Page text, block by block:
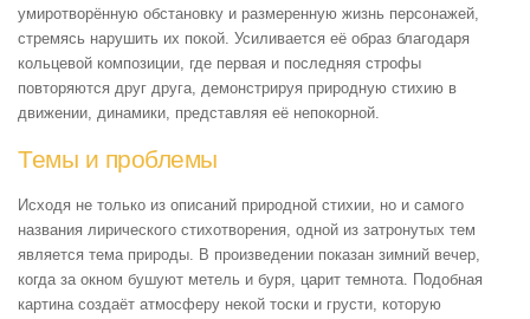
умиротворённую обстановку и размеренную жизнь персонажей,
стремясь нарушить их покой. Усиливается её образ благодаря
кольцевой композиции, где первая и последняя строфы
повторяются друг друга, демонстрируя природную стихию в
движении, динамики, представляя её непокорной.
Темы и проблемы
Исходя не только из описаний природной стихии, но и самого
названия лирического стихотворения, одной из затронутых тем
является тема природы. В произведении показан зимний вечер,
когда за окном бушуют метель и буря, царит темнота. Подобная
картина создаёт атмосферу некой тоски и грусти, которую